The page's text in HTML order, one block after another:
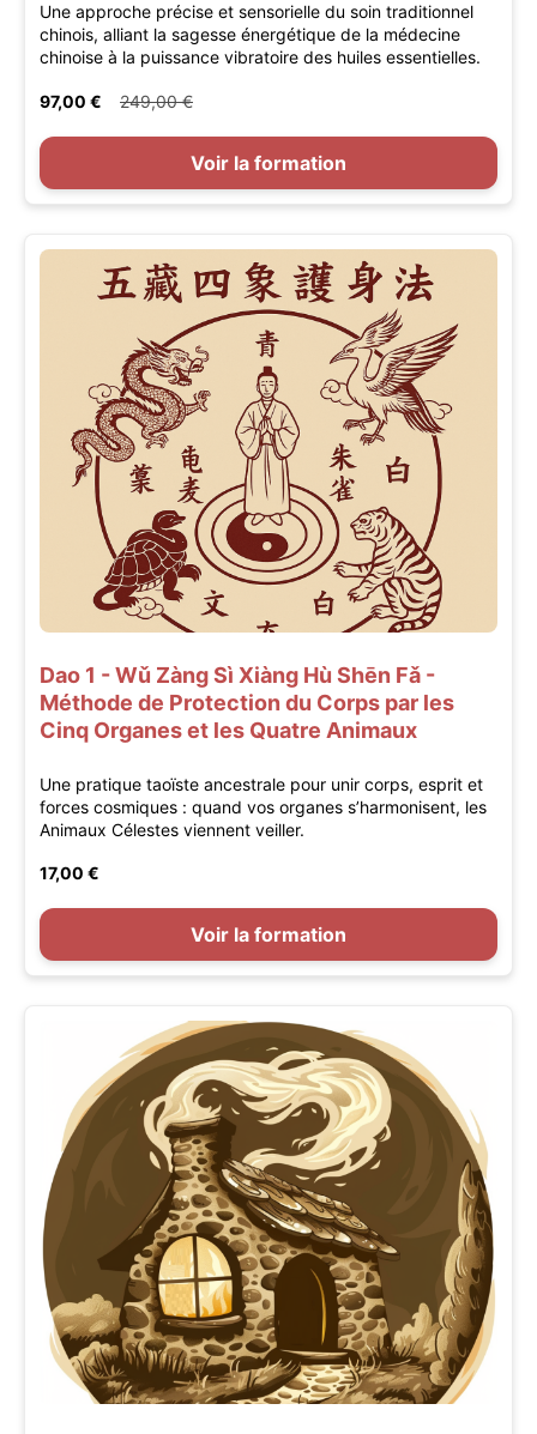
Une approche précise et sensorielle du soin traditionnel
chinois, alliant la sagesse énergétique de la médecine
chinoise à la puissance vibratoire des huiles essentielles.
97,00 € 249,00 €
Voir la formation
Dao 1 - Wǔ Zàng Sì Xiàng Hù Shēn Fǎ -
Méthode de Protection du Corps par les
Cinq Organes et les Quatre Animaux
Une pratique taoïste ancestrale pour unir corps, esprit et
forces cosmiques : quand vos organes s’harmonisent, les
Animaux Célestes viennent veiller.
17,00 €
Voir la formation